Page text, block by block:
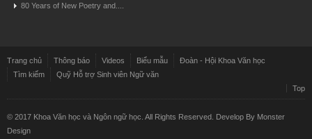
80 Years of New Poetry and....
Trang chủ Thông báo Videos Biểu mẫu
Đoàn - Hội Khoa Văn học
Tìm kiếm
Quỹ Hỗ trợ Sinh viên Ngữ văn
Top
© 2017 Khoa Văn học và Ngôn ngữ học. All Rights Reserved. Develop By Monster
Design